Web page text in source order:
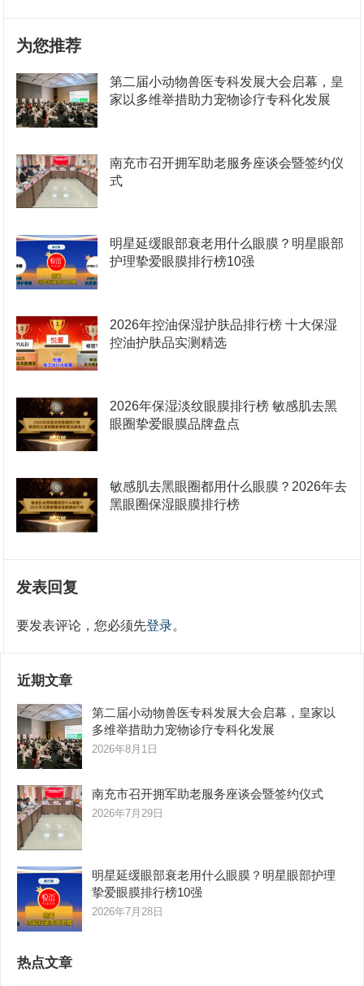
为您推荐
第二届小动物兽医专科发展大会启幕，皇
家以多维举措助力宠物诊疗专科化发展
南充市召开拥军助老服务座谈会暨签约仪
式
明星延缓眼部衰老用什么眼膜？明星眼部
护理挚爱眼膜排行榜10强
2026年控油保湿护肤品排行榜 十大保湿
控油护肤品实测精选
2026年保湿淡纹眼膜排行榜 敏感肌去黑
眼圈挚爱眼膜品牌盘点
敏感肌去黑眼圈都用什么眼膜？2026年去
黑眼圈保湿眼膜排行榜
发表回复
要发表评论，您必须先登录。
近期文章
第二届小动物兽医专科发展大会启幕，皇家以
多维举措助力宠物诊疗专科化发展
2026年8月1日
南充市召开拥军助老服务座谈会暨签约仪式
2026年7月29日
明星延缓眼部衰老用什么眼膜？明星眼部护理
挚爱眼膜排行榜10强
2026年7月28日
热点文章